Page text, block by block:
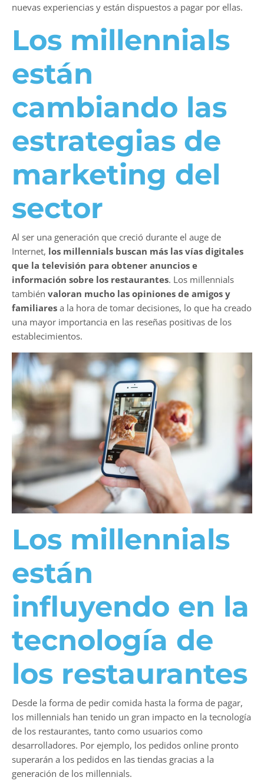
nuevas experiencias y están dispuestos a pagar por ellas.
Los millennials
están
cambiando las
estrategias de
marketing del
sector
Al ser una generación que creció durante el auge de
Internet, los millennials buscan más las vías digitales
que la televisión para obtener anuncios e
información sobre los restaurantes. Los millennials
también valoran mucho las opiniones de amigos y
familiares a la hora de tomar decisiones, lo que ha creado
una mayor importancia en las reseñas positivas de los
establecimientos.
Los millennials
están
influyendo en la
tecnología de
los restaurantes
Desde la forma de pedir comida hasta la forma de pagar,
los millennials han tenido un gran impacto en la tecnología
de los restaurantes, tanto como usuarios como
desarrolladores. Por ejemplo, los pedidos online pronto
superarán a los pedidos en las tiendas gracias a la
generación de los millennials.